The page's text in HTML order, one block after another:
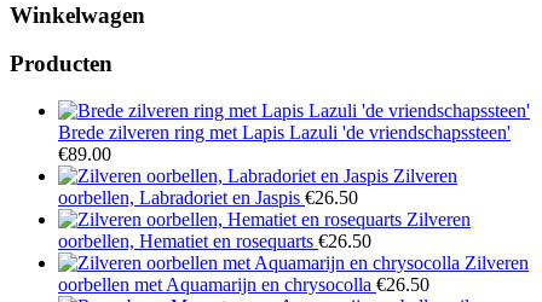
Winkelwagen
Producten
Brede zilveren ring met Lapis Lazuli 'de vriendschapssteen'
€89.00
Zilveren
oorbellen, Labradoriet en Jaspis €26.50
Zilveren
oorbellen, Hematiet en rosequarts €26.50
Zilveren
oorbellen met Aquamarijn en chrysocolla €26.50